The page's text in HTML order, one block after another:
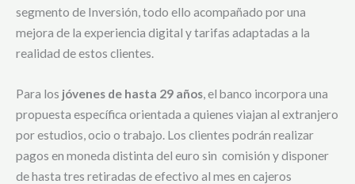
segmento de Inversión, todo ello acompañado por una
mejora de la experiencia digital y tarifas adaptadas a la
realidad de estos clientes.
Para los jóvenes de hasta 29 años, el banco incorpora una
propuesta específica orientada a quienes viajan al extranjero
por estudios, ocio o trabajo. Los clientes podrán realizar
pagos en moneda distinta del euro sin comisión y disponer
de hasta tres retiradas de efectivo al mes en cajeros